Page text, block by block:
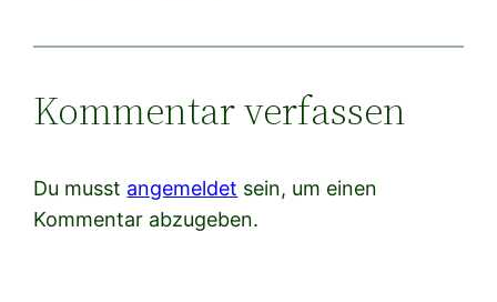
Kommentar verfassen
Du musst angemeldet sein, um einen
Kommentar abzugeben.